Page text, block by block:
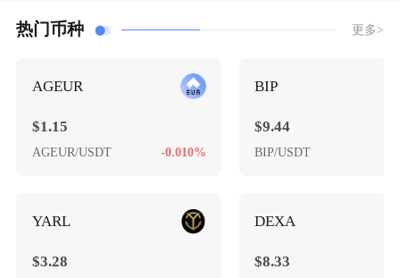
热门币种 更多>
AGEUR
$1.15
AGEUR/USDT -0.010%
YARL
$3.28
BIP
$9.44
BIP/USDT
DEXA
$8.33